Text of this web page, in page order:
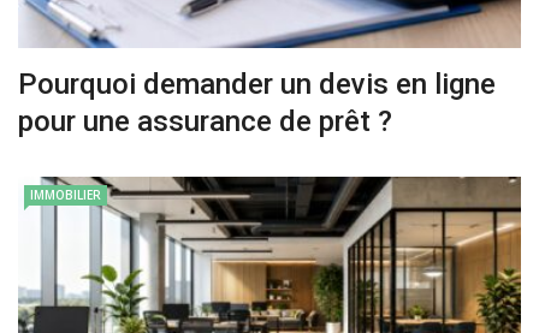
Pourquoi demander un devis en ligne
pour une assurance de prêt ?
IMMOBILIER